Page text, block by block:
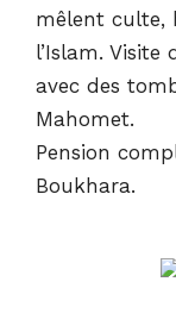
mêlent culte,
l’Islam.
avec des
Mahomet.
Pension
Boukhara.